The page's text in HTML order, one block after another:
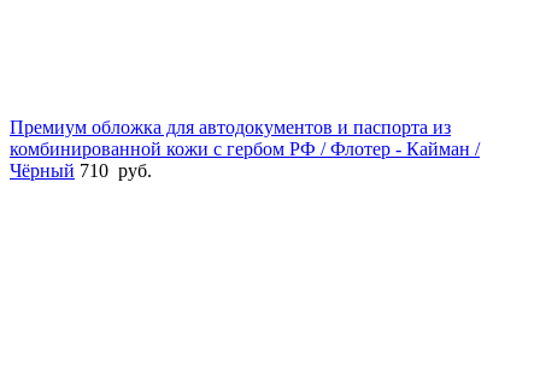
Премиум обложка для автодокументов и паспорта из
комбинированной кожи с гербом РФ / Флотер - Кайман /
Чёрный 710 руб.